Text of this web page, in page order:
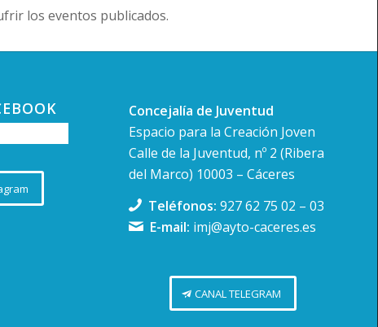
los eventos publicados.
Concejalía de Juventud
Espacio para la Creación Joven
Calle de la Juventud, nº 2 (Ribera
del Marco) 10003 – Cáceres
Teléfonos: 927 62 75 02 –03
E-mail: imj@ayto-caceres.es
CANAL TELEGRAM